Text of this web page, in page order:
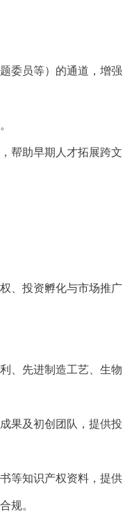
委员等）的通道，增强
帮助早期人才拓展跨文
、投资孵化与市场推广
、先进制造工艺、生物
果及初创团队，提供投
等知识产权资料，提供
规。